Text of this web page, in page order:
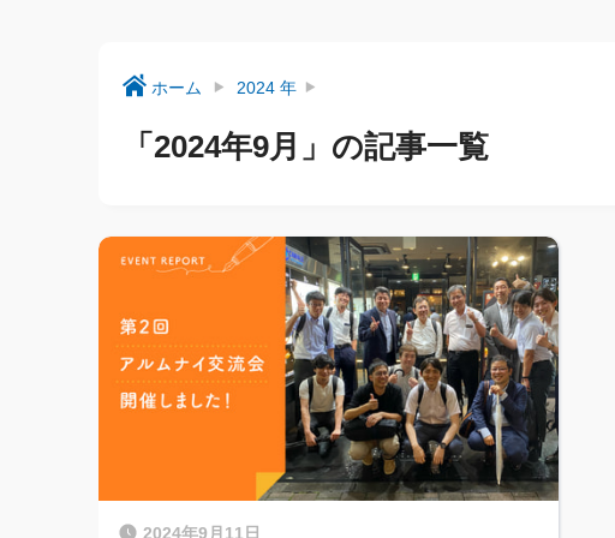
ホーム 2024 年
「2024年9月」の記事一覧
2024年9月11日